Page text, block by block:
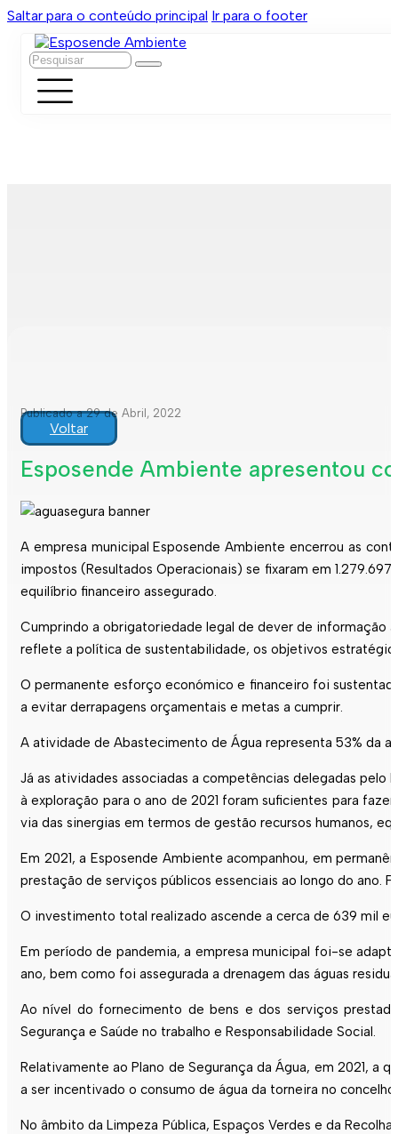
Saltar para o conteúdo principal Ir para o footer
Pesquisar
Publicado a 29 de Abril, 2022
Voltar
Esposende Ambiente apresentou
A empresa municipalEsposende Ambiente encerrou as
impostos (Resultados Operacionais) se fixaram em
equilíbrio financeiro assegurado.
Cumprindo a obrigatoriedade legal de dever de informação
reflete a política de sustentabilidade, os objetivos
O permanente esforço económico e financeiro foi
a evitar derrapagens orçamentais e metas a cumprir.
A atividade de Abastecimento de Água representa 53% da
Já as atividades associadas a competências delegadas pelo
à exploração para o ano de 2021 foram suficientes para
via das sinergias em termos de gestão recursos humanos,
Em 2021, a Esposende Ambiente acompanhou, em
prestação de serviços públicos essenciais ao longo do ano.
O investimento total realizado ascende a cerca de 639 mil
Em período de pandemia, a empresa municipal foi-se
ano, bem como foi assegurada a drenagem das águas
Ao nível do fornecimento de bens e dos serviços
Segurança e Saúde no trabalho e Responsabilidade Social.
Relativamente ao Plano de Segurança da Água, em 2021, a
a ser incentivado o consumo de água da torneira no concelho.
No âmbito da Limpeza Pública, Espaços Verdes e da